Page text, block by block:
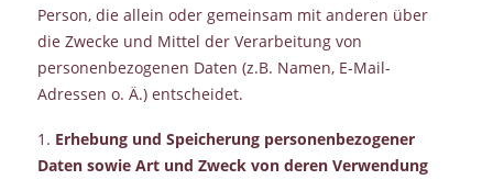
Person, die allein oder gemeinsam mit anderen über
die Zwecke und Mittel der Verarbeitung von
personenbezogenen Daten (z.B. Namen, E-Mail-
Adressen o. Ä.) entscheidet.
1. Erhebung und Speicherung personenbezogener
Daten sowie Art und Zweck von deren Verwendung